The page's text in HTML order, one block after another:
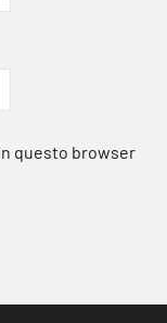
questo browser